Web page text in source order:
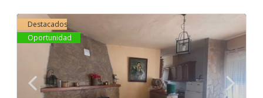
Destacados
Oportunidad